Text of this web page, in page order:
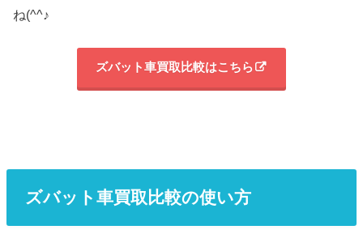
ね(^^♪
ズバット車買取比較はこちら
ズバット車買取比較の使い方